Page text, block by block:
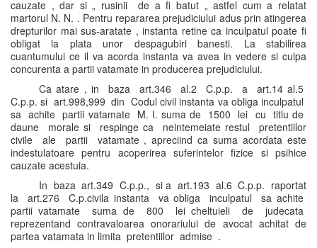
cauzate , dar si „ rusinii de a fi batut „ astfel cum a relatat
martorul N. N. . Pentru repararea prejudiciului adus prin atingerea
drepturilor mai sus-aratate , instanta retine ca inculpatul poate fi
obligat la plata unor despagubiri banesti. La stabilirea
cuantumului ce il va acorda instanta va avea in vedere si culpa
concurenta a partii vatamate in producerea prejudiciului.
Ca atare , in baza art.346 al.2 C.p.p. a art.14 al.5
C.p.p. si art.998,999 din Codul civil instanta va obliga inculpatul
sa achite partii vatamate M. I. suma de 1500 lei cu titlu de
daune morale si respinge ca neintemeiate restul pretentiilor
civile ale partii vatamate , apreciind ca suma acordata este
indestulatoare pentru acoperirea suferintelor fizice si psihice
cauzate acestuia.
In baza art.349 C.p.p., si a art.193 al.6 C.p.p. raportat
la art.276 C.p.civila instanta va obliga inculpatul sa achite
partii vatamate suma de 800 lei cheltuieli de judecata
reprezentand contravaloarea onorariului de avocat achitat de
partea vatamata in limita pretentiilor admise .